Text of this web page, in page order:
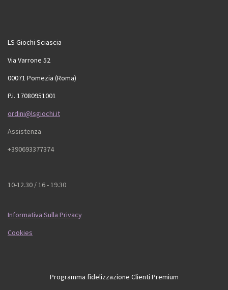
LS Giochi Sciascia
Via Varrone 52
00071 Pomezia (Roma)
P.i. 17080951001
ordini@lsgiochi.it
Assistenza
+390693377374
10-12.30 / 16 - 19.30
Informativa Sulla Privacy
Cookies
Programma fidelizzazione Clienti Premium